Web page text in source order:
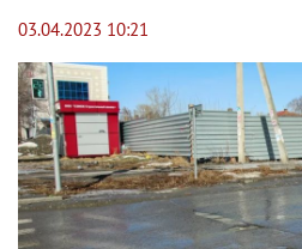
03.04.2023 10:21